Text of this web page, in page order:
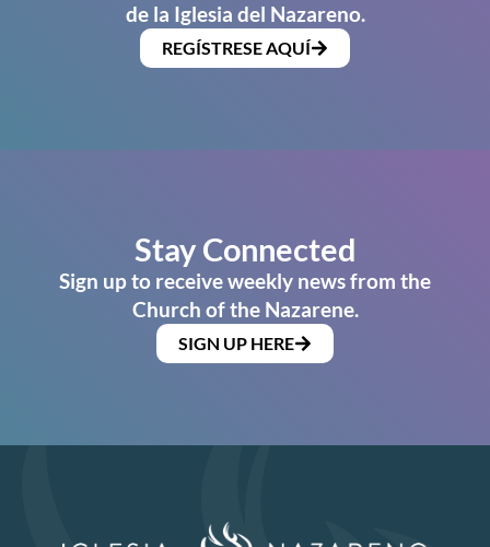
de la Iglesia del Nazareno.
REGÍSTRESE AQUÍ
Stay Connected
Sign up to receive weekly news from the
Church of the Nazarene.
SIGN UP HERE